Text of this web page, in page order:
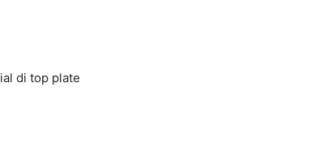
di top plate